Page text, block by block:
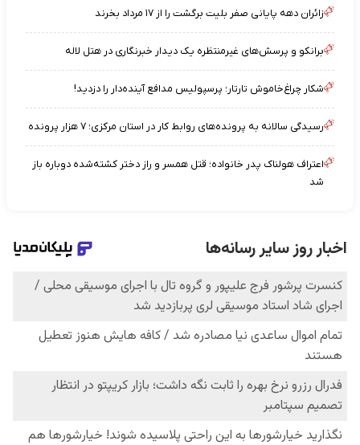
زائران دهه پایانی صفر بلیت برگشت را از ۱۷ مرداد بخرند
برانکو و پرسش‌های غیرمنتظره یک دیدار خبرنگاری در هتل لاله
شکار چراغ‌خاموش تارتار؛ پرسپولیس مدافع آینده‌دار را دزدید!
رسیدگی سالانه به پرونده‌های روابط کار در استان مرکزی؛ ۷ هزار پرونده
اعتراف هولناک پدر خانواده؛ قتل همسر و راز دختر کشته‌شده دوباره باز
شد